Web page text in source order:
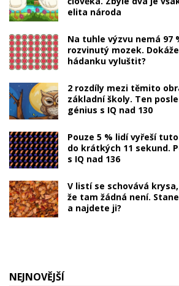
elita národa
Na tuhle výzvu nemá 97
rozvinutý mozek.
hádanku vyluštit?
2 rozdíly mezi těmito
základní školy. Ten
génius s IQ nad 130
Pouze 5 % lidí vyřeší
do krátkých 11 sekund.
s IQ nad 136
V listí se schovává
že tam žádná není.
a najdete ji?
NEJNOVĚJŠÍ